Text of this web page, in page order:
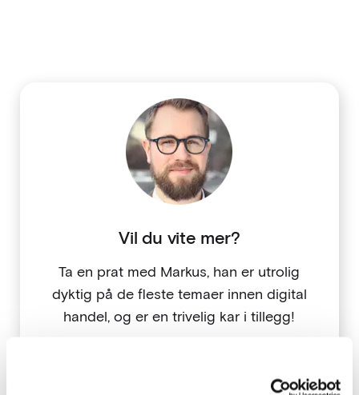
Vil du vite mer?
Ta en prat med Markus, han er utrolig
dyktig på de fleste temaer innen digital
handel, og er en trivelig kar i tillegg!